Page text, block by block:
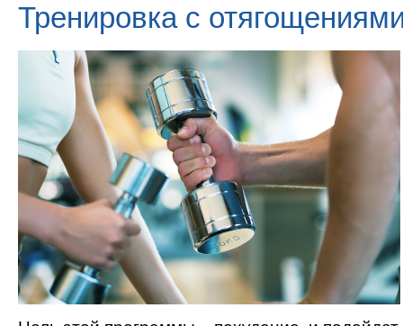
Тренировка с